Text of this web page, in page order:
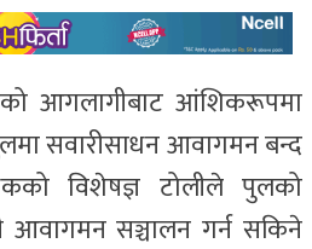
आगलागीबाट आंशिकरूपमा
सवारीसाधन आवागमन बन्द
विशेषज्ञ टोलीले पुलको
आवागमन सञ्चालन गर्न सकिने